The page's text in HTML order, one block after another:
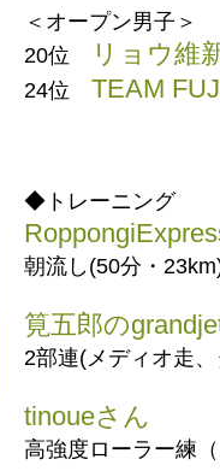
＜オープン男子＞
20位
リョウ維
24位 TEAM
◆トレーニング
朝流し(50分・
筧五郎の
2部連(メディオ走
tinoueさん
高強度ローラー練